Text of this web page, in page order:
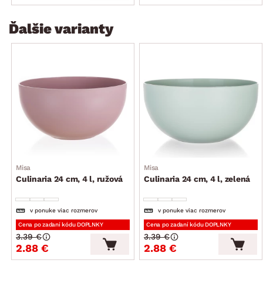
Ďalšie varianty
Misa
Culinaria 24 cm, 4 l, ružová
v ponuke viac rozmerov
Cena po zadaní kódu DOPLNKY
2.88 €
3.39 €
Misa
Culinaria 24 cm, 4 l, zelená
v ponuke viac rozmerov
Cena po zadaní kódu DOPLNKY
2.88 €
3.39 €